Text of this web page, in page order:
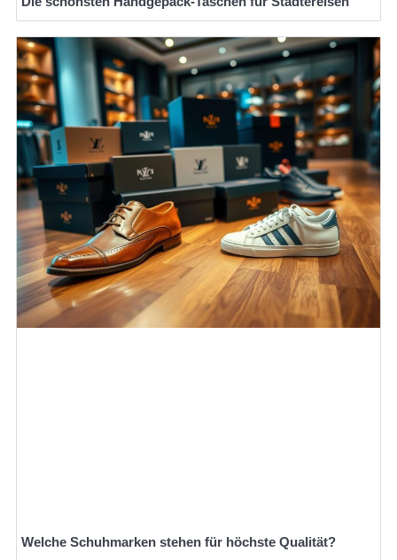
Welche Schuhmarken stehen für höchste Qualität?